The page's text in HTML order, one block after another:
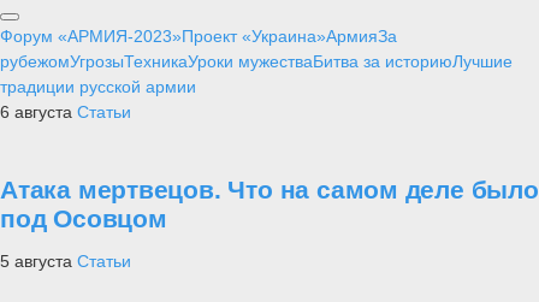
Форум «АРМИЯ-2023»Проект «Украина»АрмияЗа
рубежомУгрозыТехникаУроки мужестваБитва за историюЛучшие
традиции русской армии
6 августа Статьи
Атака мертвецов. Что на самом деле было
под Осовцом
5 августа Статьи